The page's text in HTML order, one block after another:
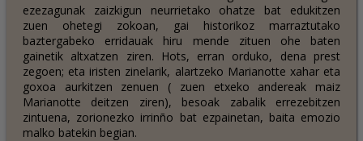
ezezagunak zaizkigun neurrietako ohatze bat edukitzen
zuen ohetegi zokoan, gai historikoz marraztutako
baztergabeko erridauak hiru mende zituen ohe baten
gainetik altxatzen ziren. Hots, erran orduko, dena prest
zegoen; eta iristen zinelarik, alartzeko Marianotte xahar eta
goxoa aurkitzen zenuen ( zuen etxeko andereak maiz
Marianotte deitzen ziren), besoak zabalik errezebitzen
zintuena, zorionezko irrinño bat ezpainetan, baita emozio
malko batekin begian.